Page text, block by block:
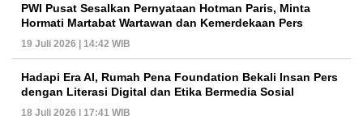
PWI Pusat Sesalkan Pernyataan Hotman Paris, Minta
Hormati Martabat Wartawan dan Kemerdekaan Pers
19 Juli 2026 | 14:42 WIB
Hadapi Era AI, Rumah Pena Foundation Bekali Insan Pers
dengan Literasi Digital dan Etika Bermedia Sosial
18 Juli 2026 | 17:41 WIB